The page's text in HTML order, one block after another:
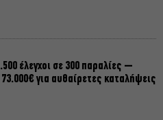
έλεγχοι σε 300 παραλίες –
για αυθαίρετες καταλήψεις